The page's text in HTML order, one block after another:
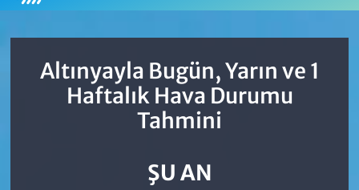
Altınyayla Bugün, Yarın ve 1
Haftalık Hava Durumu
Tahmini
ŞU AN
Sinop Trafik Yoğunluk Haritası
Süper Lig Puan Durumu ve Fikstür
Son Dakika Haberleri